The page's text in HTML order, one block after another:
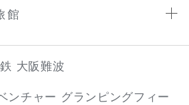
館
大阪難波
ンチャー グランピングフィー